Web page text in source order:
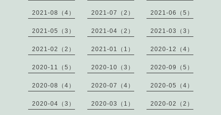
2021-08（4） 2021-07（2） 2021-06（5）
2021-05（3） 2021-04（2） 2021-03（3）
2021-02（2） 2021-01（1） 2020-12（4）
2020-11（5） 2020-10（3） 2020-09（5）
2020-08（4） 2020-07（4） 2020-05（4）
2020-04（3） 2020-03（1） 2020-02（2）